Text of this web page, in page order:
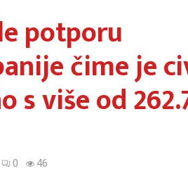
potporu
čime je
s više od
0 46